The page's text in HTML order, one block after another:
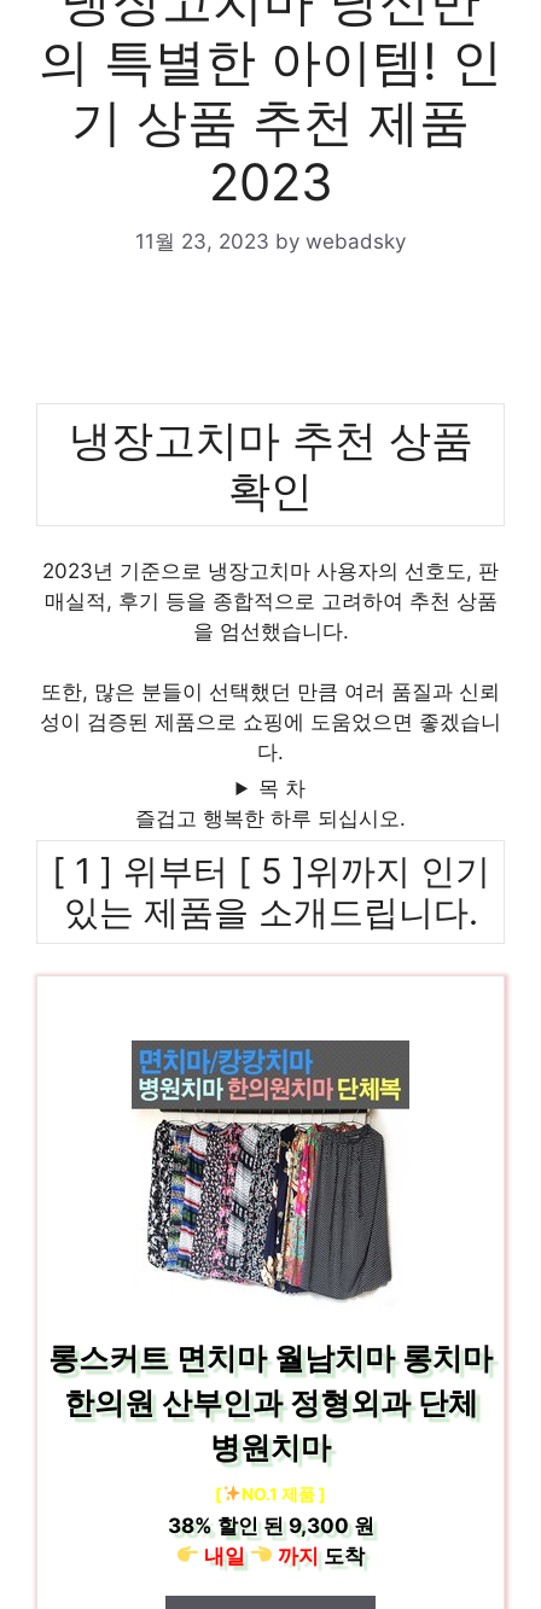
의 특별한 아이템! 인
기 상품 추천 제품
2023
11월 23, 2023 by webadsky
냉장고치마 추천 상품
확인
2023년 기준으로 냉장고치마 사용자의 선호도, 판
매실적, 후기 등을 종합적으로 고려하여 추천 상품
을 엄선했습니다.
또한, 많은 분들이 선택했던 만큼 여러 품질과 신뢰
성이 검증된 제품으로 쇼핑에 도움었으면 좋겠습니
다.
목 차
즐겁고 행복한 하루 되십시오.
[ 1 ] 위부터 [ 5 ]위까지 인기
있는 제품을 소개드립니다.
롱스커트 면치마 월남치마 롱치마
한의원 산부인과 정형외과 단체
병원치마
[ NO.1 제품 ]
38%할인 된9,300 원
내일
까지도착